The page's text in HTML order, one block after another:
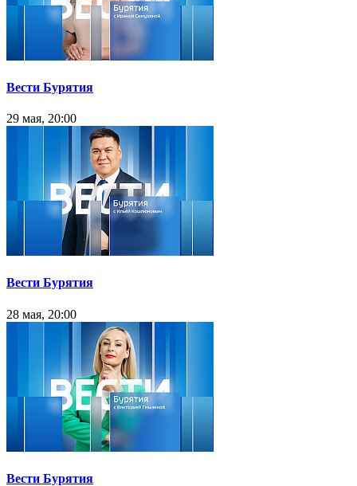
Вести Бурятия
29 мая, 20:00
Вести Бурятия
28 мая, 20:00
Вести Бурятия